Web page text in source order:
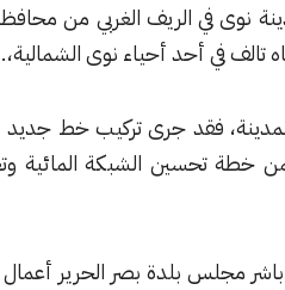
الغربي من محافظة درعا على
أحياء نوى الشمالية،.
ووفق بيان وحدة المياه في المدينة، فقد جرى تركيب خط جديد بطول 350
خطة تحسين الشبكة المائية وتعزيز وصول
بصر الحرير أعمال ترميم مبنى